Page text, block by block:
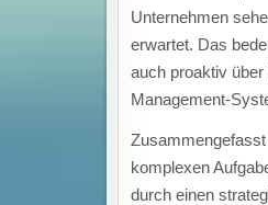
Unternehmen
erwartet. Das
auch proaktiv
Management-
komplexen
durch einen